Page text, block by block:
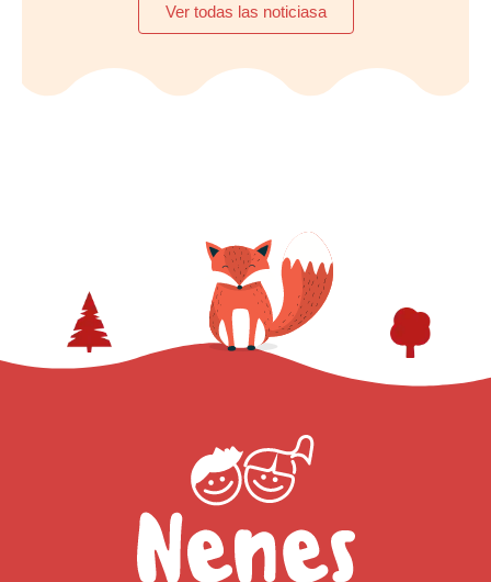
Ver todas las noticiasa